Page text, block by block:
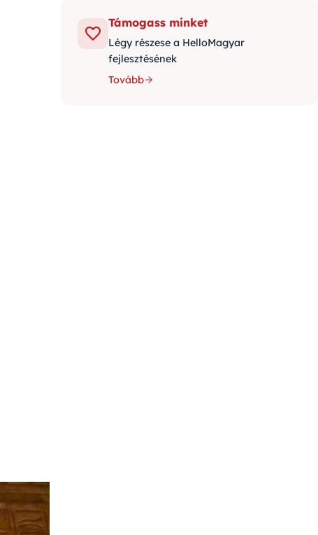
Támogass minket
Légy részese a HelloMagyar
fejlesztésének
Tovább